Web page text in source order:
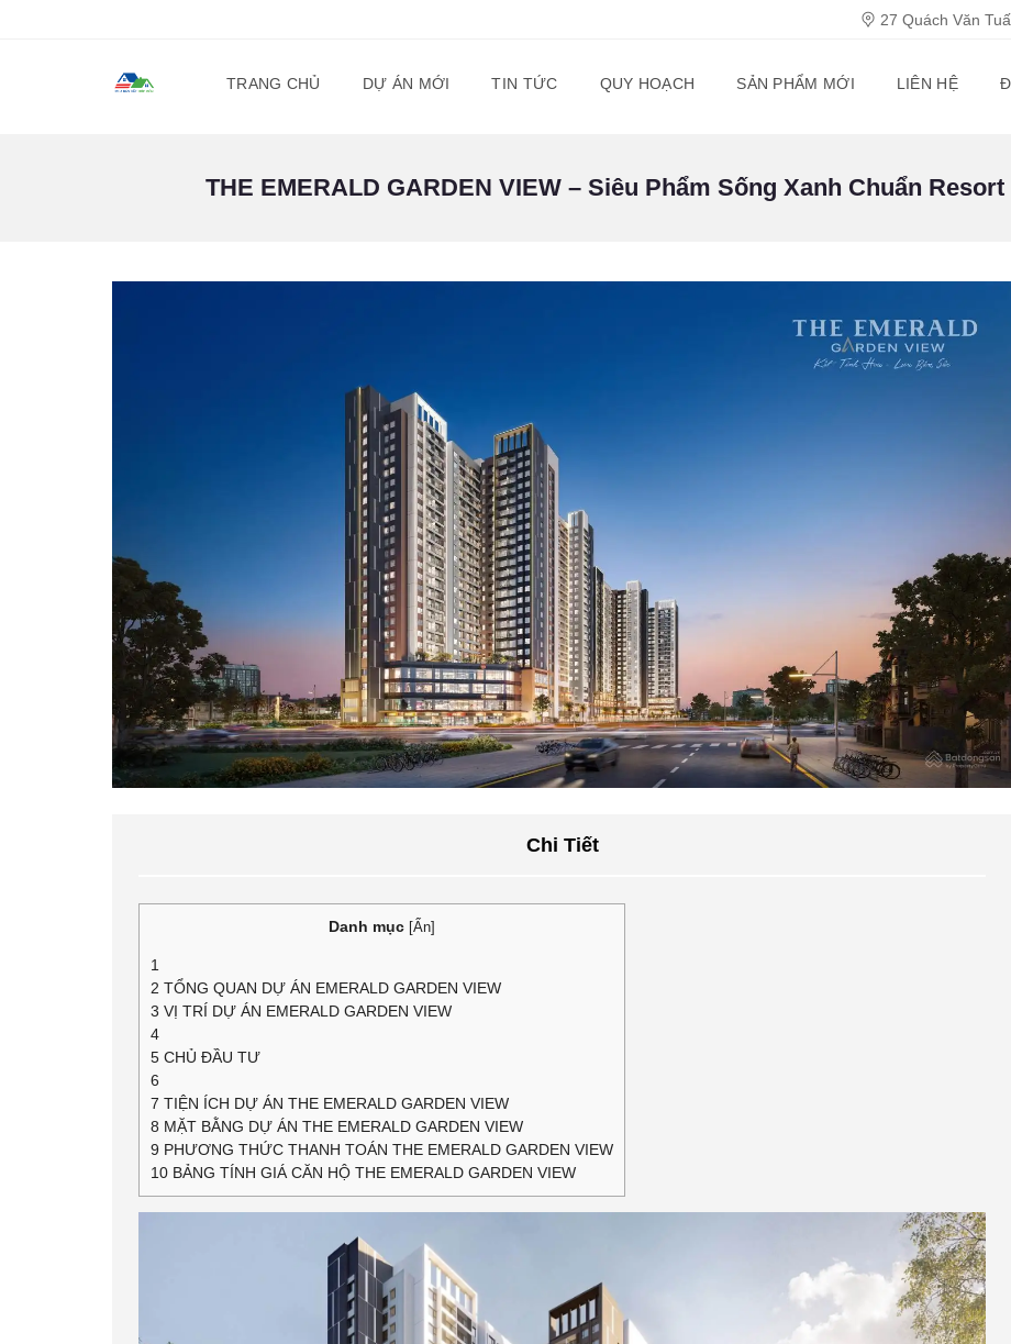
27 Quách Văn
TRANG CHỦ DỰ ÁN MỚI TIN TỨC QUY HOẠCH SẢN PHẨM MỚI LIÊN HỆ
THE EMERALD GARDEN VIEW – Siêu Phẩm Sống Xanh Chuẩn
Chi Tiết
Danh mục [Ẩn]
1
2 TỔNG QUAN DỰ ÁN EMERALD GARDEN VIEW
3 VỊ TRÍ DỰ ÁN EMERALD GARDEN VIEW
4
5 CHỦ ĐẦU TƯ
6
7 TIỆN ÍCH DỰ ÁN THE EMERALD GARDEN VIEW
8 MẶT BẰNG DỰ ÁN THE EMERALD GARDEN VIEW
9 PHƯƠNG THỨC THANH TOÁN THE EMERALD GARDEN VIEW
10 BẢNG TÍNH GIÁ CĂN HỘ THE EMERALD GARDEN VIEW